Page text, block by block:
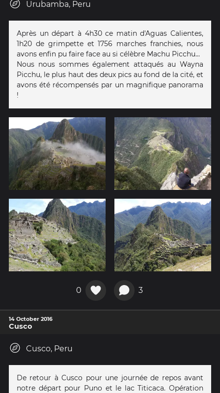
Urubamba, Peru
Après un départ à 4h30 ce matin d'Aguas Calientes,
1h20 de grimpette et 1756 marches franchies, nous
avons enfin pu faire face au si célèbre Machu Picchu...
Nous nous sommes également attaqués au Wayna
Picchu, le plus haut des deux pics au fond de la cité, et
avons été récompensés par un magnifique panorama
!
0 3
14 October 2016
Cusco
Cusco, Peru
De retour à Cusco pour une journée de repos avant
notre départ pour Puno et le lac Titicaca. Opération